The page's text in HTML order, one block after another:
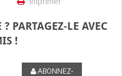
PARTAGEZ-LE AVEC
!
ABONNEZ-